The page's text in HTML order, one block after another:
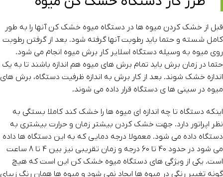
قبل از خشک کردن میوه ها در دستگاه میوه خشک کن آنها را به طور
کامل شسته و حتما باید رطوبت آنها گرفته شود. بعد از گرفتن رطوبت
روی میوه به وسیله دستگاه اسلایر کار برش میوه انجام می شود.
حتما در زمان برش باید تمام برش های میوه هم اندازه باشند تا به یک
اندازه خشک شوند. بعد از کار برش به اندازه ظرفیت دستگاه، برش های
میوه در سینی ها ی دستگاه قرار داده می شوند.
اینکه دستگاه تا چه اندازه ای میوه ها را خشک کند کاملا بستگی به
نظر اپراتور دارد. جهت خشک کردن بیشتر زمان و حرارت بیشتری به
دستگاه داده می شود. معمولا درجه دمایی که به این دستگاه ها داده
می شود در حدود 40 تا 60 درجه و زمان تقریبی نیز بین 4 تا 8 ساعت
است. یکی از ویژگی های دستگاه میوه خشک کن این است که هیچ
گونه تغییر رنگی در میوه ها ایجاد نمی شود و میوه ها همان رنگ زیبای